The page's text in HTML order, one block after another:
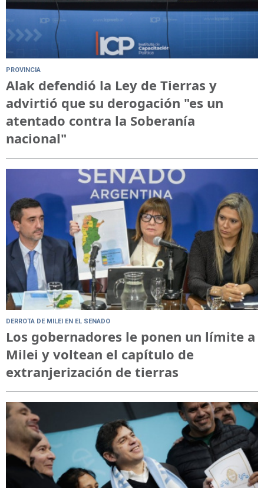
PROVINCIA
Alak defendió la Ley de Tierras y
advirtió que su derogación "es un
atentado contra la Soberanía
nacional"
DERROTA DE MILEI EN EL SENADO
Los gobernadores le ponen un límite a
Milei y voltean el capítulo de
extranjerización de tierras